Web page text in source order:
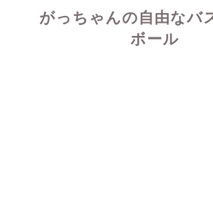
がっちゃんの自由なバ
ボール